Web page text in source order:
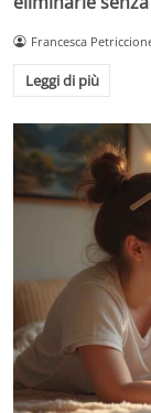
Francesca
Leggi di più